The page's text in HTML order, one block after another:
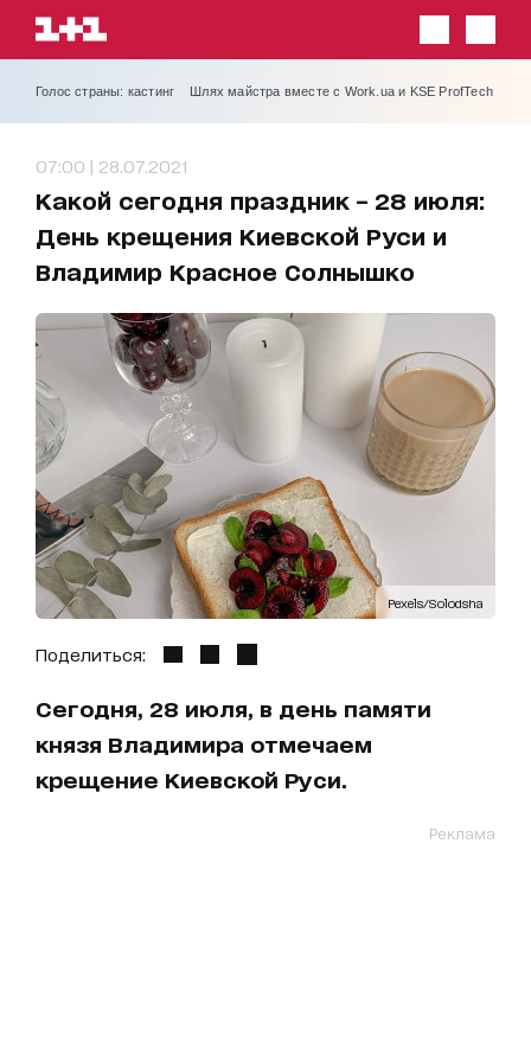
Голос страны: кастинг Шлях майстра вместе с Work.ua и KSE ProfTech
07:00 | 28.07.2021
Какой сегодня праздник – 28 июля:
День крещения Киевской Руси и
Владимир Красное Солнышко
Pexels/Solodsha
Поделиться:
Сегодня, 28 июля, в день памяти
князя Владимира отмечаем
крещение Киевской Руси.
Реклама